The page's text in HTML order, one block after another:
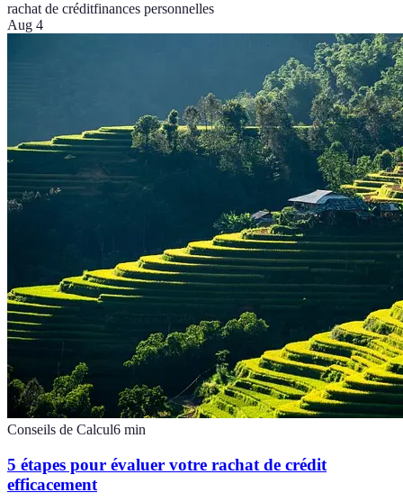
rachat de créditfinances personnelles
Aug 4
Conseils de Calcul6 min
5 étapes pour évaluer votre rachat de crédit
efficacement